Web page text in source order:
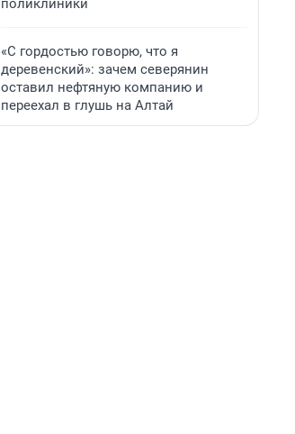
поликлиники
«С гордостью говорю, что я
деревенский»: зачем северянин
оставил нефтяную компанию и
переехал в глушь на Алтай